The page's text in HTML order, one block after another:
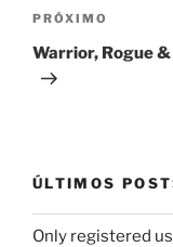
Próximo
post
PRÓXIMO
Warrior, Rogue
ÚLTIMOS
Only registered